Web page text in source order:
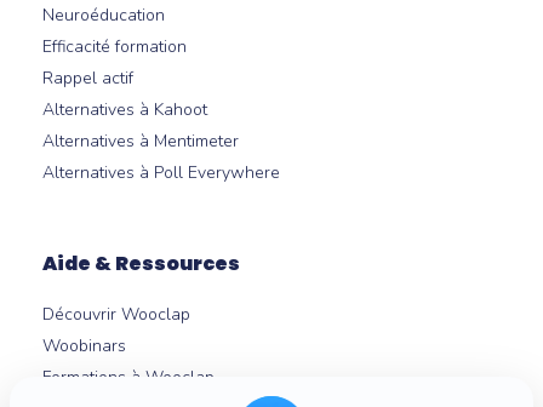
Neuroéducation
Efficacité formation
Rappel actif
Alternatives à Kahoot
Alternatives à Mentimeter
Alternatives à Poll Everywhere
Aide & Ressources
Découvrir Wooclap
Woobinars
Formations à Wooclap